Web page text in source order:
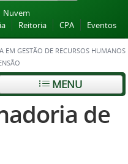
Nuvem
Reitoria CPA Eventos
EM GESTÃO DE RECURSOS HUMANOS
MENU
de